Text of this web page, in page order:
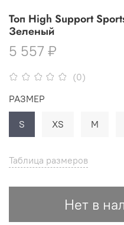
(0)
Топ High Support
Зеленый
5 557 ₽
Таблица размеров
Нет в
РАЗМЕР
S XS M